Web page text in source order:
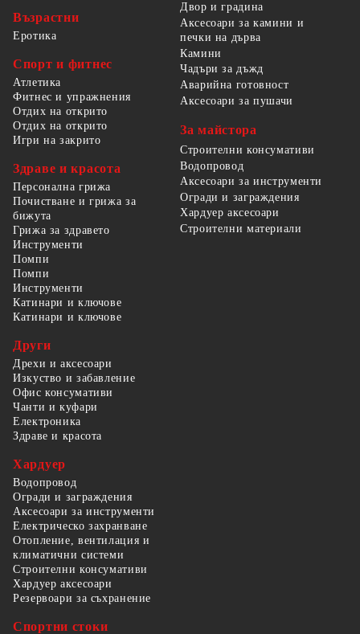
Възрастни
Еротика
Спорт и фитнес
Атлетика
Фитнес и упражнения
Отдих на открито
Отдих на открито
Игри на закрито
Здраве и красота
Персонална грижа
Почистване и грижа за
бижута
Грижа за здравето
Двор и градина
Аксесоари за камини и
печки на дърва
Камини
Чадъри за дъжд
Аварийна готовност
Аксесоари за пушачи
За майстора
Строителни консумативи
Водопровод
Аксесоари за инструменти
Огради и заграждения
Хардуер аксесоари
Строителни материали
Инструменти
Помпи
Помпи
Инструменти
Катинари и ключове
Катинари и ключове
Други
Дрехи и аксесоари
Изкуство и забавление
Офис консумативи
Чанти и куфари
Електроника
Здраве и красота
Хардуер
Водопровод
Огради и заграждения
Аксесоари за инструменти
Електрическо захранване
Отопление, вентилация и
климатични системи
Строителни консумативи
Хардуер аксесоари
Резервоари за съхранение
Спортни стоки